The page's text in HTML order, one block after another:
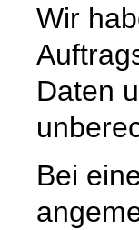
Wir
Daten
Bei